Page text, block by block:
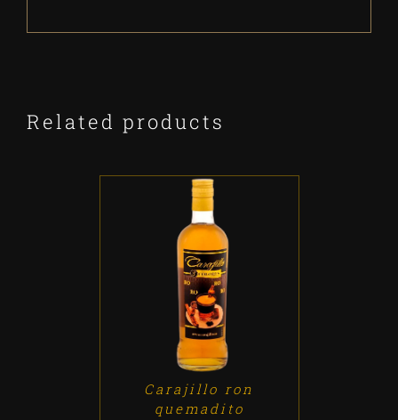
Related products
ADD TO CART / DETALLES
Carajillo ron
quemadito